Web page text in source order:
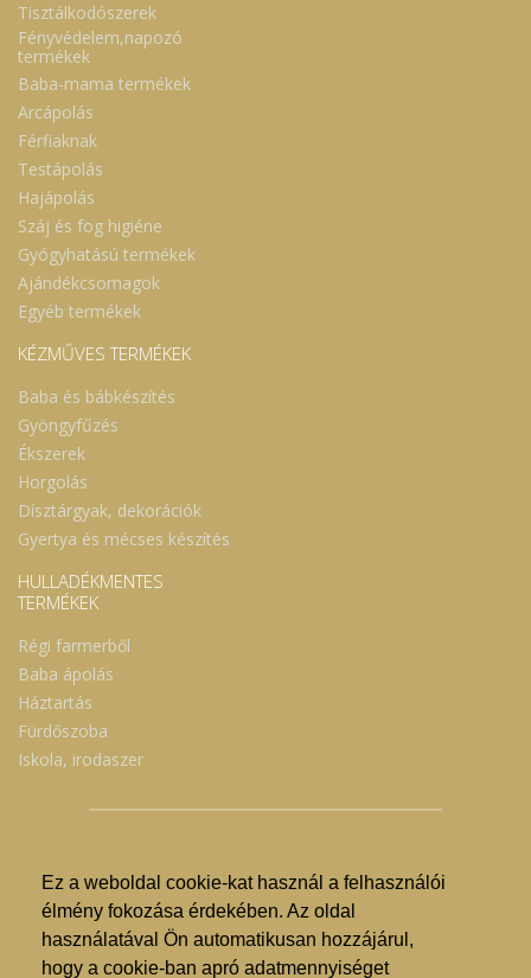
Ez a weboldal cookie-kat használ a felhasználói
élmény fokozása érdekében. Az oldal
használatával Ön automatikusan hozzájárul,
hogy a cookie-ban apró adatmennyiséget
Tisztálkodószerek
Fényvédelem,napozó
termékek
Baba-mama termékek
Arcápolás
Férfiaknak
Testápolás
Hajápolás
Száj és fog higiéne
Gyógyhatású termékek
Ajándékcsomagok
Egyéb termékek
KÉZMŰVES TERMÉKEK
Baba és bábkészítés
Gyöngyfűzés
Ékszerek
Horgolás
Dísztárgyak, dekorációk
Gyertya és mécses készítés
HULLADÉKMENTES
TERMÉKEK
Régi farmerből
Baba ápolás
Háztartás
Fürdőszoba
Iskola, irodaszer
© Nyíregyházi Kosár Közösség 2019.
Hogyan lehet vásárolni?